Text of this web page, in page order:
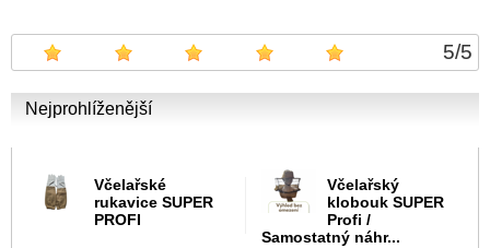
5/5
Nejprohlíženější
Včelařské
rukavice SUPER
PROFI
Včelařský
klobouk SUPER
Profi /
Samostatný náhr...